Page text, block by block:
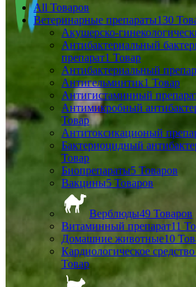
All Товаров
Ветеринарные препараты130
Акушерско-
Антибактериальный
препарат1 Товар
Антибактериальный
Антигельминтик1 Товар
Антигистаминный
Антимикробный
Товар
Антитоксикационый
Бактериоцидный
Товар
Биопрепараты5 Товаров
Вакцины5 Товаров
Верблюды49 Товаров
Витаминный препарат11
Домашние животные10
Кардиологическое
Товар